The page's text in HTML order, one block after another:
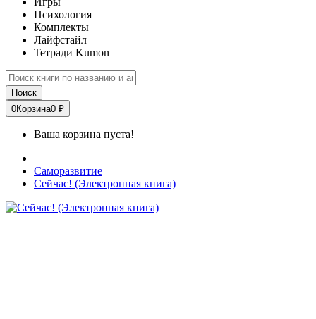
Психология
Комплекты
Лайфстайл
Тетради Kumon
Поиск
0Корзина0 ₽
Ваша корзина пуста!
Саморазвитие
Сейчас! (Электронная книга)